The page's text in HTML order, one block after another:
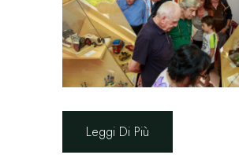
Leggi Di Più